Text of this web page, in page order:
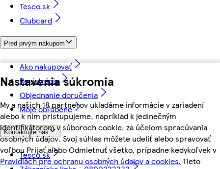
Nastavenia súkromia
My a našich 18 partnerov ukladáme informácie v zariadení
alebo k nim pristupujeme, napríklad k jedinečným
identifikátorom v súboroch cookie, za účelom spracúvania
osobných údajov. Svoj súhlas môžete udeliť alebo spravovať
voľbou Prijať alebo Odmietnuť všetko, prípadne kedykoľvek v
Pravidlách pre ochranu osobných údajov a cookies. Tieto
Tesco.sk
Clubcard
Pred prvým nákupom
Ako nakupovať
Registrácia
Objednanie doručenia
Moje obľúbené
Kontaktujte nás
Tesco.sk